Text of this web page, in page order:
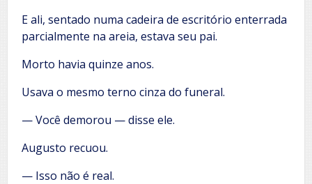
E ali, sentado numa cadeira de escritório enterrada
parcialmente na areia, estava seu pai.
Morto havia quinze anos.
Usava o mesmo terno cinza do funeral.
— Você demorou — disse ele.
Augusto recuou.
— Isso não é real.